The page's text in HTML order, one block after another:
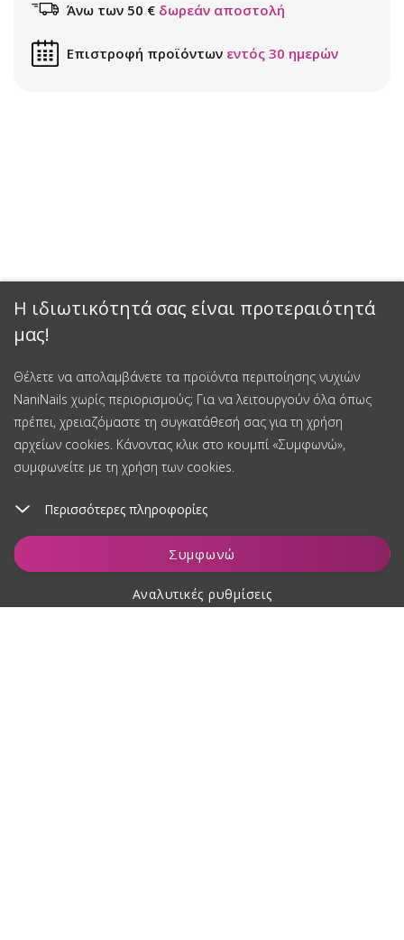
Η ιδιωτικότητά σας είναι προτεραιότητά
μας!
Θέλετε να απολαμβάνετε τα προϊόντα περιποίησης νυχιών
NaniNails χωρίς περιορισμούς; Για να λειτουργούν όλα όπως
πρέπει, χρειαζόμαστε τη συγκατάθεσή σας για τη χρήση
αρχείων cookies. Κάνοντας κλικ στο κουμπί «Συμφωνώ»,
συμφωνείτε με τη χρήση των cookies.
Περισσότερες πληροφορίες
Συμφωνώ
Αναλυτικές ρυθμίσεις
Προσθήκη στο καλάθι
Άνω των 50 € δωρεάν αποστολή
Επιστροφή προϊόντων εντός 30 ημερών